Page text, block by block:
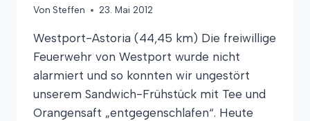
Von Steffen 23. Mai 2012
Westport-Astoria (44,45 km) Die freiwillige
Feuerwehr von Westport wurde nicht
alarmiert und so konnten wir ungestört
unserem Sandwich-Frühstück mit Tee und
Orangensaft „entgegenschlafen“. Heute